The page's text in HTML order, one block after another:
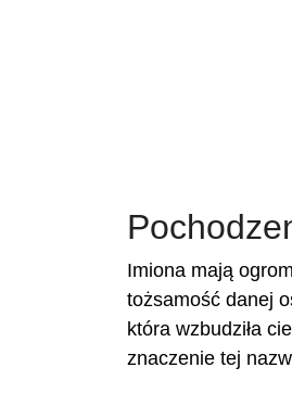
Imiona mają
tożsamość danej
która wzbudziła
znaczenie tej